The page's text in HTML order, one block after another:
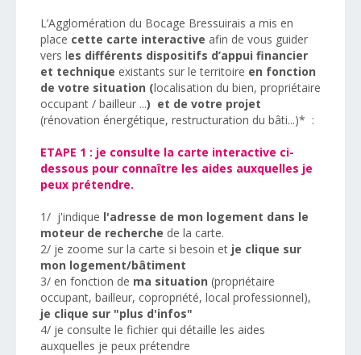
L’Agglomération du Bocage Bressuirais a mis en
place cette carte interactive afin de vous guider
vers les différents dispositifs d’appui financier
et technique existants sur le territoire en fonction
de votre situation (localisation du bien, propriétaire
occupant / bailleur ...) et de votre projet
(rénovation énergétique, restructuration du bâti...)* :
ETAPE 1 : je consulte la carte interactive ci-
dessous pour connaître les aides auxquelles je
peux prétendre.
1/ j'indique l'adresse de mon logement dans le
moteur de recherche de la carte.
2/ je zoome sur la carte si besoin et je clique sur
mon logement/bâtiment
3/ en fonction de ma situation (propriétaire
occupant, bailleur, copropriété, local professionnel),
je clique sur "plus d'infos"
4/ je consulte le fichier qui détaille les aides
auxquelles je peux prétendre